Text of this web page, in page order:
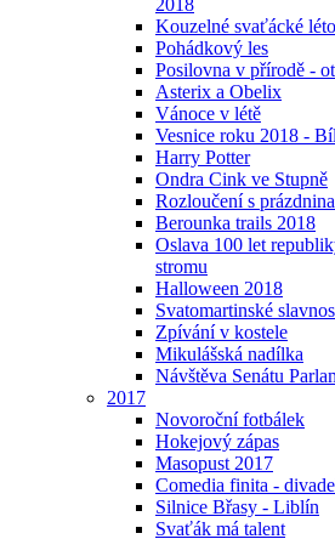
2018
Kouzelné svaťácké léto
Pohádkový les
Posilovna v přírodě -
Asterix a Obelix
Vánoce v létě
Vesnice roku 2018 -
Harry Potter
Ondra Cink ve Stupně
Rozloučení s
Berounka trails 2018
Oslava 100 let
stromu
Halloween 2018
Svatomartinské
Zpívání v kostele
Mikulášská nadílka
Návštěva Senátu
2017
Novoroční fotbálek
Hokejový zápas
Masopust 2017
Comedia finita -
Silnice Břasy - Liblín
Svaťák má talent